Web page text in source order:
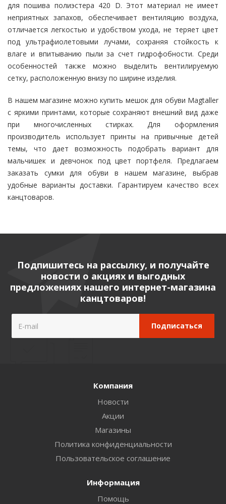
для пошива полиэстера 420 D. Этот материал не имеет
неприятных запахов, обеспечивает вентиляцию воздуха,
отличается легкостью и удобством ухода, не теряет цвет
под ультрафиолетовыми лучами, сохраняя стойкость к
влаге и впитыванию пыли за счет гидрофобности. Среди
особенностей также можно выделить вентилируемую
сетку, расположенную внизу по ширине изделия.
В нашем магазине можно купить мешок для обуви Magtaller
с яркими принтами, которые сохраняют внешний вид даже
при многочисленных стирках. Для оформления
производитель использует принты на привычные детей
темы, что дает возможность подобрать вариант для
мальчишек и девчонок под цвет портфеля. Предлагаем
заказать сумки для обуви в нашем магазине, выбрав
удобные варианты доставки. Гарантируем качество всех
канцтоваров.
Подпишитесь на рассылку, и получайте
новости о акциях и выгодных
предложениях нашего интернет-магазина
канцтоваров!
Компания
Новости
Акции
Магазины
Политика конфиденциальности
Пользовательское соглашение
Информация
Помощь